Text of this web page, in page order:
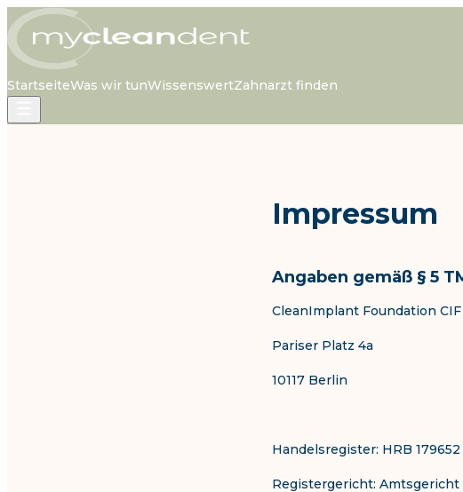
StartseiteWas wir tunWissenswertZahnarzt finden
Impressum
Angaben gemäß § 5
CleanImplant Foundation CIF
Pariser Platz 4a
10117 Berlin
Handelsregister: HRB 179652
Registergericht: